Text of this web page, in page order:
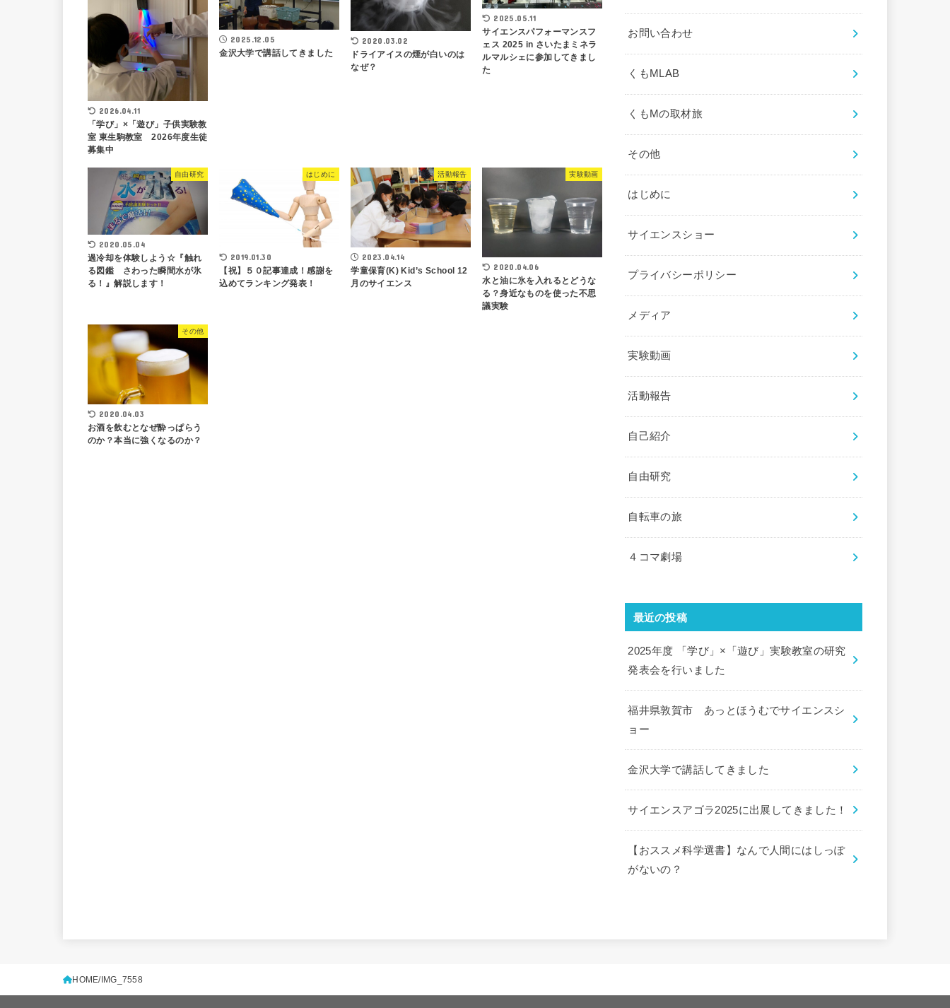
2026.04.11
「学び」×「遊び」子供実験教
室 東生駒教室 2026年度生徒
募集中
2025.12.05
金沢大学で講話してきました
2020.03.02
ドライアイスの煙が白いのは
なぜ？
2025.05.11
サイエンスパフォーマンスフ
ェス 2025 in さいたまミネラ
ルマルシェに参加してきまし
た
自由研究
2020.05.04
過冷却を体験しよう☆『触れ
る図鑑 さわった瞬間水が氷
る！』解説します！
はじめに
2019.01.30
【祝】５０記事達成！感謝を
込めてランキング発表！
活動報告
2023.04.14
学童保育(K) Kid’s School 12
月のサイエンス
実験動画
2020.04.06
水と油に氷を入れるとどうな
る？身近なものを使った不思
議実験
その他
2020.04.03
お酒を飲むとなぜ酔っぱらう
のか？本当に強くなるのか？
お問い合わせ
くもMLAB
くもMの取材旅
その他
はじめに
サイエンスショー
プライバシーポリシー
メディア
実験動画
活動報告
自己紹介
自由研究
自転車の旅
４コマ劇場
最近の投稿
2025年度 「学び」×「遊び」実験教室の研究
発表会を行いました
福井県敦賀市 あっとほうむでサイエンスシ
ョー
金沢大学で講話してきました
サイエンスアゴラ2025に出展してきました！
【おススメ科学選書】なんで人間にはしっぽ
がないの？
HOME IMG_7558